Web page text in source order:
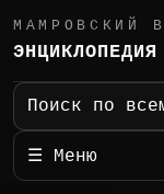
МАМРОВСКИЙ
Поиск по
☰ Меню